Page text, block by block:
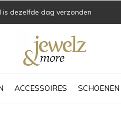
ACCESSOIRES SCHOENEN
is dezelfde dag verzonden